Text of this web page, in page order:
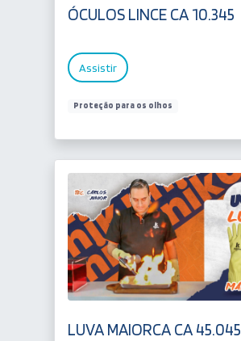
ÓCULOS LINCE CA 10.345
Assistir
Proteção para os olhos
LUVA MAIORCA CA 45.045